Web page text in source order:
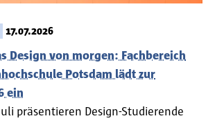
17.07.2026
Design von morgen: Fachbereich
Potsdam lädt zur
ein
präsentieren Design-Studierende